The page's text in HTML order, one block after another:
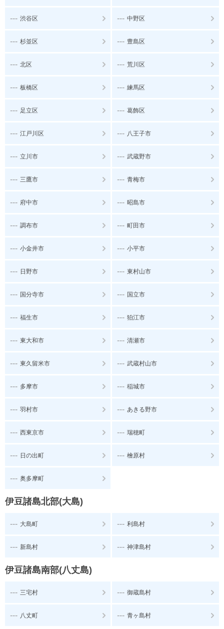
--- 渋谷区 --- 中野区
--- 杉並区 --- 豊島区
--- 北区 --- 荒川区
--- 板橋区 --- 練馬区
--- 足立区 --- 葛飾区
--- 江戸川区 --- 八王子市
--- 立川市 --- 武蔵野市
--- 三鷹市 --- 青梅市
--- 府中市 --- 昭島市
--- 調布市 --- 町田市
--- 小金井市 --- 小平市
--- 日野市 --- 東村山市
--- 国分寺市 --- 国立市
--- 福生市 --- 狛江市
--- 東大和市 --- 清瀬市
--- 東久留米市 --- 武蔵村山市
--- 多摩市 --- 稲城市
--- 羽村市 --- あきる野市
--- 西東京市 --- 瑞穂町
--- 日の出町 --- 檜原村
--- 奥多摩町
伊豆諸島北部(大島)
--- 大島町 --- 利島村
--- 新島村 --- 神津島村
伊豆諸島南部(八丈島)
--- 三宅村 --- 御蔵島村
--- 八丈町 --- 青ヶ島村